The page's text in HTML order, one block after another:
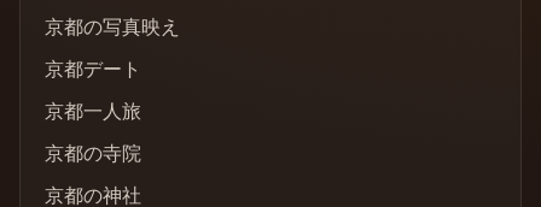
京都の写真映え
京都デート
京都一人旅
京都の寺院
京都の神社